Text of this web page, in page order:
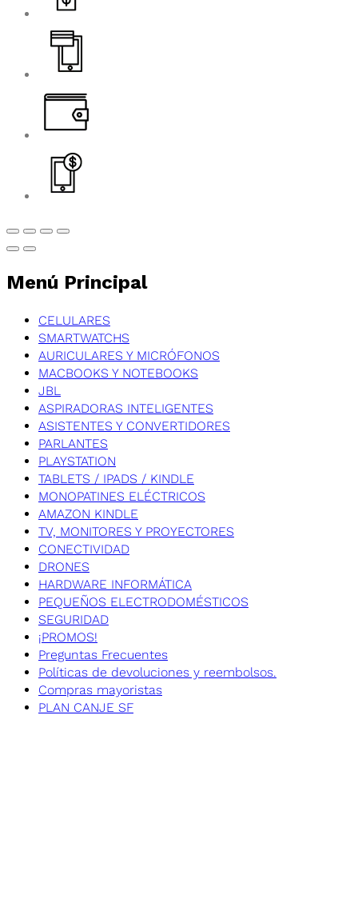
Menú Principal
CELULARES
SMARTWATCHS
AURICULARES Y MICRÓFONOS
MACBOOKS Y NOTEBOOKS
JBL
ASPIRADORAS INTELIGENTES
ASISTENTES Y CONVERTIDORES
PARLANTES
PLAYSTATION
TABLETS / IPADS / KINDLE
MONOPATINES ELÉCTRICOS
AMAZON KINDLE
TV, MONITORES Y PROYECTORES
CONECTIVIDAD
DRONES
HARDWARE INFORMÁTICA
PEQUEÑOS ELECTRODOMÉSTICOS
SEGURIDAD
¡PROMOS!
Preguntas Frecuentes
Políticas de devoluciones y reembolsos.
Compras mayoristas
PLAN CANJE SF